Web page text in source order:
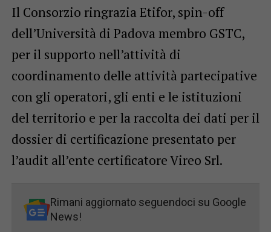
Il Consorzio ringrazia Etifor, spin-off
dell’Università di Padova membro GSTC,
per il supporto nell’attività di
coordinamento delle attività partecipative
con gli operatori, gli enti e le istituzioni
del territorio e per la raccolta dei dati per il
dossier di certificazione presentato per
l’audit all’ente certificatore Vireo Srl.
Rimani aggiornato seguendoci su Google
News!